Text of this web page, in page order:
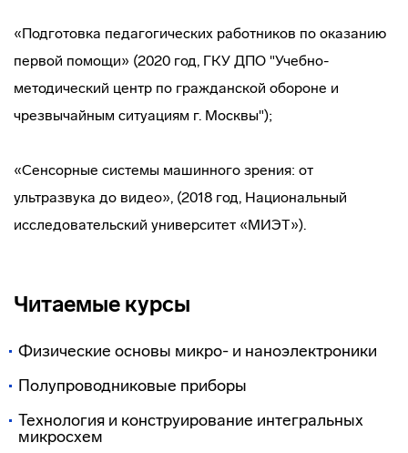
«Подготовка педагогических работников по оказанию
первой помощи» (2020 год, ГКУ ДПО "Учебно-
методический центр по гражданской обороне и
чрезвычайным ситуациям г. Москвы");
«Сенсорные системы машинного зрения: от
ультразвука до видео», (2018 год, Национальный
исследовательский университет «МИЭТ»).
Читаемые курсы
Физические основы микро- и наноэлектроники
Полупроводниковые приборы
Технология и конструирование интегральных
микросхем